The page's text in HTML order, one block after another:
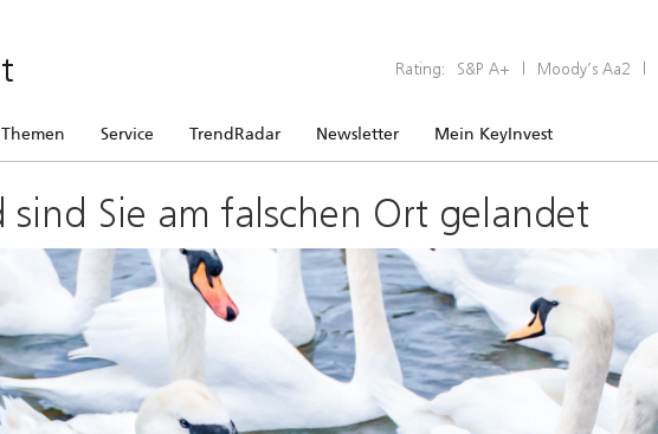
Rating: S&P A+ | Moody’s Aa2 |
Themen Service TrendRadar Newsletter Mein KeyInvest
sind Sie am falschen Ort gelandet